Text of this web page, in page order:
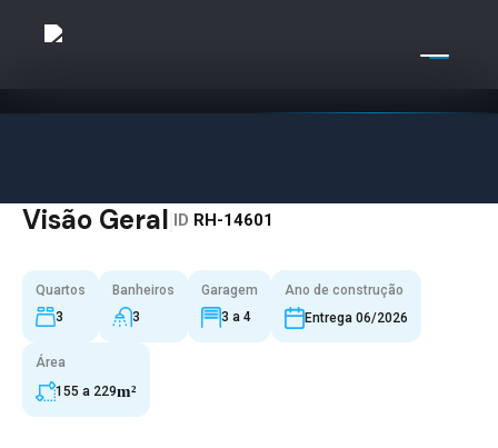
Visão Geral ID RH-14601
Quartos
3
Banheiros
3
Garagem
3 a 4
Ano de construção
Entrega 06/2026
Área
155 a 229m²